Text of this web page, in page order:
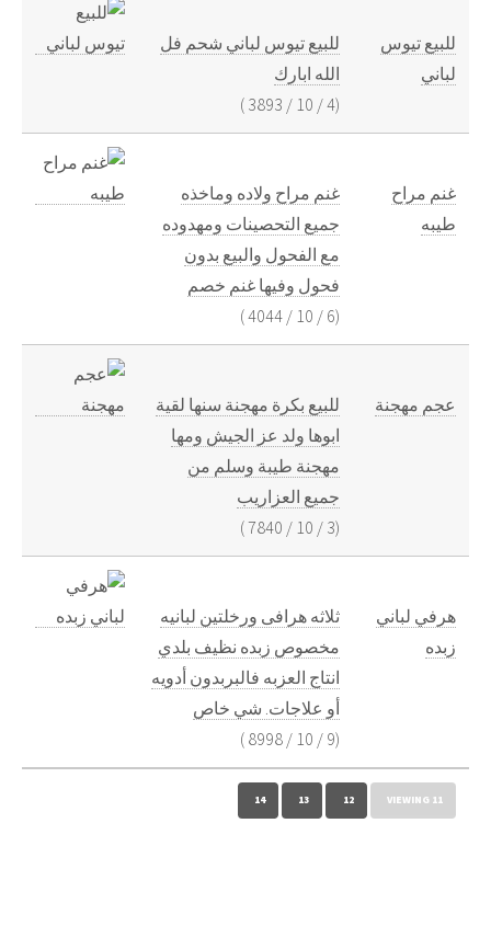
للبيع تيوس
لباني
للبيع تيوس لباني شحم فل
الله ابارك
(
4
/
10
/
3893
)
غنم مراح
طيبه
غنم مراح ولاده وماخذه
جميع التحصينات ومهدوده
مع الفحول والبيع بدون
فحول وفيها غنم خصم
(
6
/
10
/
4044
)
عجم مهجنة
للبيع بكرة مهجنة سنها لقية
ابوها ولد عز الجيش ومها
مهجنة طيبة وسلم من
جميع العزاريب
(
3
/
10
/
7840
)
هرفي لباني
زبده
ثلاثه هرافى ورخلتين لبانيه
مخصوص زبده نظيف بلدي
انتاج العزبه فالبربدون أدويه
أو علاجات. شي خاص
(
9
/
10
/
8998
)
VIEWING 11
12
13
14